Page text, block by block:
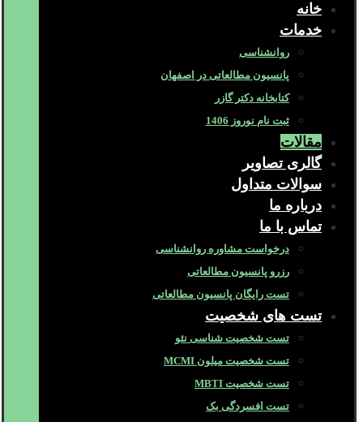
خانه
خدمات
روانشناسی
پانسیون مطالعاتی در اصفهان
کتابخانه دکتر گازر
ثبت نام نوروز 1406
مقالات
گالری تصاویر
سوالات متداول
درباره ما
تماس با ما
درخواست مشاوره روانشناسی
رزرو پانسیون مطالعاتی
تست رایگان پانسیون مطالعاتی
تست های شخصیت
تست شخصیت شناسی نئو
تست شخصیت میلون MCMI
تست شخصیت MBTI
تست افسردگی بک